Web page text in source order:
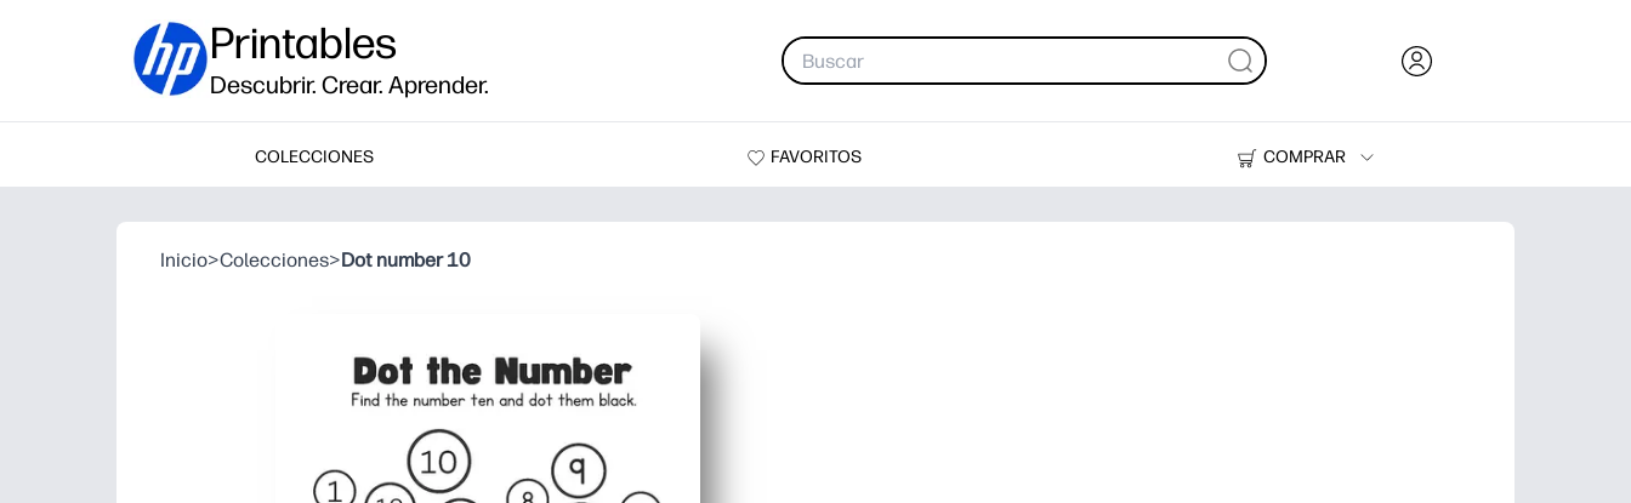
Printables
Descubrir. Crear. Aprender.
COLECCIONES FAVORITOS
COMPRAR
Impresoras
Inicio>Colecciones>Dot number 10